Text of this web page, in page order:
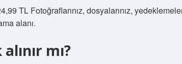
TL Fotoğraflarınız, dosyalarınız,
alanı.
mı?